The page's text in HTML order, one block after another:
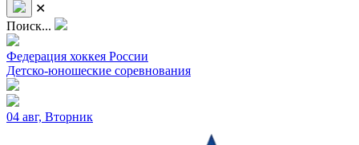
✕
Поиск...
Федерация хоккея России
Детско-юношеские соревнования
04 авг, Вторник